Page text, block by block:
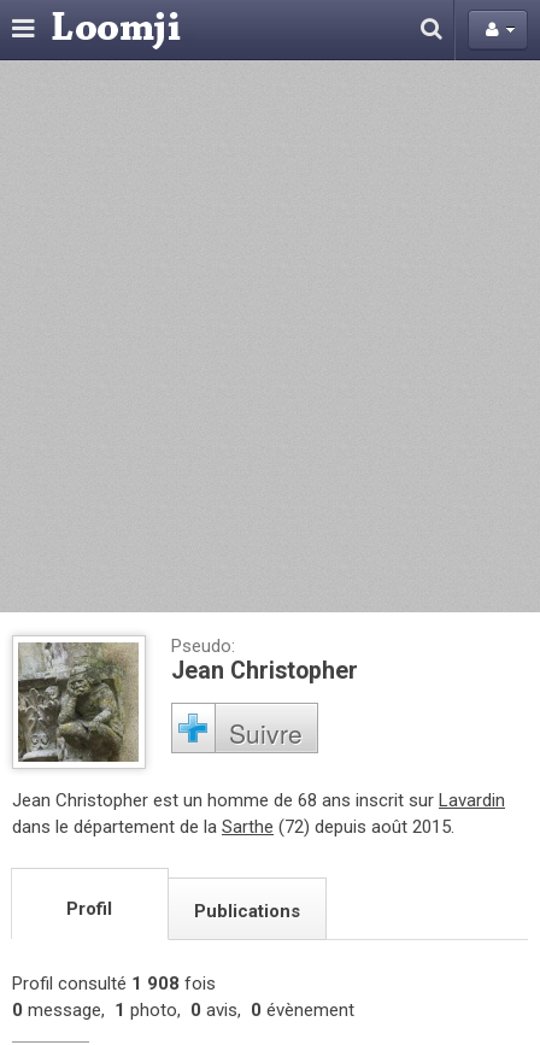
Pseudo:
Jean Christopher
Suivre
Jean Christopher est un homme de 68 ans inscrit sur Lavardin
dans le département de la Sarthe (72) depuis août 2015.
Profil Publications
Profil consulté 1 908 fois
0 message, 1 photo, 0 avis, 0 évènement